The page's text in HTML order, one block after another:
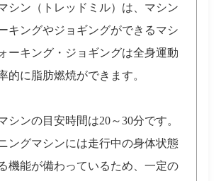
シン（トレッドミル）は、マシン
キングやジョギングができるマシ
ーキング・ジョギングは全身運動
的に脂肪燃焼ができます。
シンの目安時間は20～30分です。
ングマシンには走行中の身体状態
機能が備わっているため、一定の